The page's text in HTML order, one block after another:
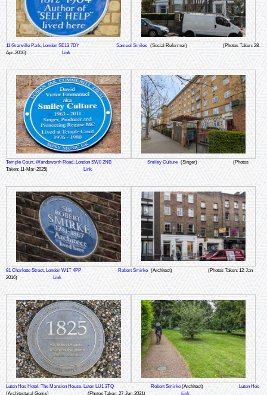
11 Granville Park, London SE13 7DY Samuel Smiles (Social Reformer)
(Photos Taken: 28-
Apr-2016)
Link
Temple Court, Wandsworth Road, London SW8 2NB Smiley Culture (Singer)
(Photos
Taken: 11-Mar-2025)
Link
81 Charlotte Street, London W1T 4PP Robert Smirke (Architect)
(Photos Taken: 12-Jan-
2016)
Link
Luton Hoo Hotel, The Mansion House, Luton LU1 3TQ Robert Smirke (Architect)
Luton Hoo
(Architectural Gems)
(Photos Taken: 27-Jun-2021) Link